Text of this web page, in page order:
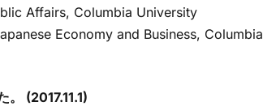
Affairs, Columbia University
Economy and Business,
(2017.11.1)